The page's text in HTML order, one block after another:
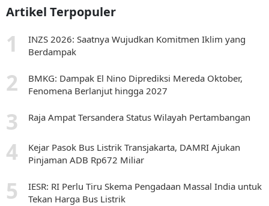
Artikel Terpopuler
INZS 2026: Saatnya Wujudkan Komitmen Iklim yang
Berdampak
BMKG: Dampak El Nino Diprediksi Mereda Oktober,
Fenomena Berlanjut hingga 2027
Raja Ampat Tersandera Status Wilayah Pertambangan
Kejar Pasok Bus Listrik Transjakarta, DAMRI Ajukan
Pinjaman ADB Rp672 Miliar
IESR: RI Perlu Tiru Skema Pengadaan Massal India untuk
Tekan Harga Bus Listrik